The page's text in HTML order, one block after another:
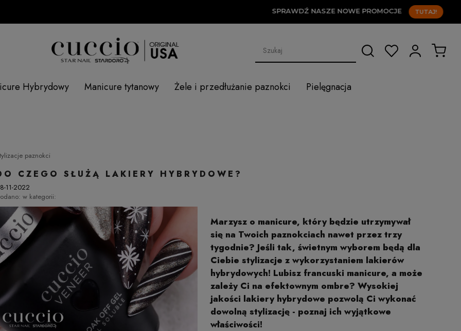
SPRAWDŹ NASZE NOWE PROMOCJE TUTAJ!
Hybrydowy Manicure tytanowy Żele i przedłużanie paznokci
Pielęgnacja
paznokci
CZEGO SŁUŻĄ LAKIERY HYBRYDOWE?
11-2022
w kategorii:
Marzysz o manicure, który będzie utrzymywał
się na Twoich paznokciach nawet przez trzy
tygodnie? Jeśli tak, świetnym wyborem będą dla
Ciebie stylizacje z wykorzystaniem lakierów
hybrydowych! Lubisz francuski manicure, a może
zależy Ci na efektownym ombre? Wysokiej
jakości lakiery hybrydowe pozwolą Ci wykonać
dowolną stylizację - poznaj ich wyjątkowe
właściwości!